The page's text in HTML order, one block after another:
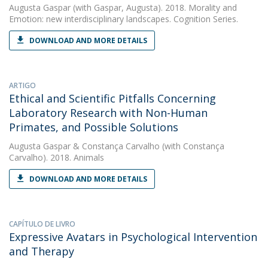
Augusta Gaspar (with Gaspar, Augusta). 2018. Morality and
Emotion: new interdisciplinary landscapes. Cognition Series.
DOWNLOAD AND MORE DETAILS
ARTIGO
Ethical and Scientific Pitfalls Concerning
Laboratory Research with Non-Human
Primates, and Possible Solutions
Augusta Gaspar & Constança Carvalho (with Constança
Carvalho). 2018. Animals
DOWNLOAD AND MORE DETAILS
CAPÍTULO DE LIVRO
Expressive Avatars in Psychological Intervention
and Therapy